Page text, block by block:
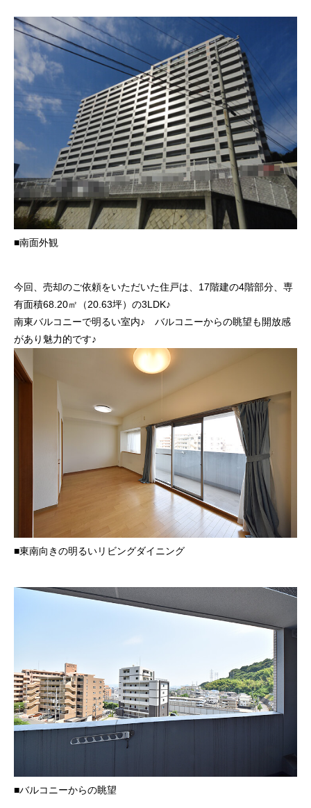
■南面外観
今回、売却のご依頼をいただいた住戸は、17階建の4階部分、専
有面積68.20㎡（20.63坪）の3LDK♪
南東バルコニーで明るい室内♪ バルコニーからの眺望も開放感
があり魅力的です♪
■東南向きの明るいリビングダイニング
■バルコニーからの眺望